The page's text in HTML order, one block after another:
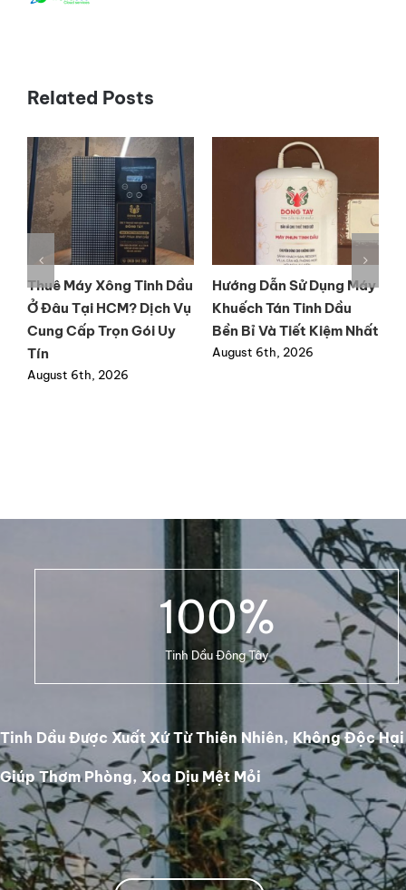
Related Posts
Cửa Hàng Bán Máy
Khuếch Tán Tinh Dầu Tại
Đồng Nai Uy Tín, Chính
Hãng
August 4th, 2026
Mua máy xông tinh dầu
tốt tại TP.HCM chất
lượng, bảo hành dài hạn
August 6th, 2026
100%
Tinh Dầu Đông Tây
Tinh Dầu Được Xuất Xứ Từ Thiên Nhiên, Không Độc Hại
Giúp Thơm Phòng, Xoa Dịu Mệt Mỏi